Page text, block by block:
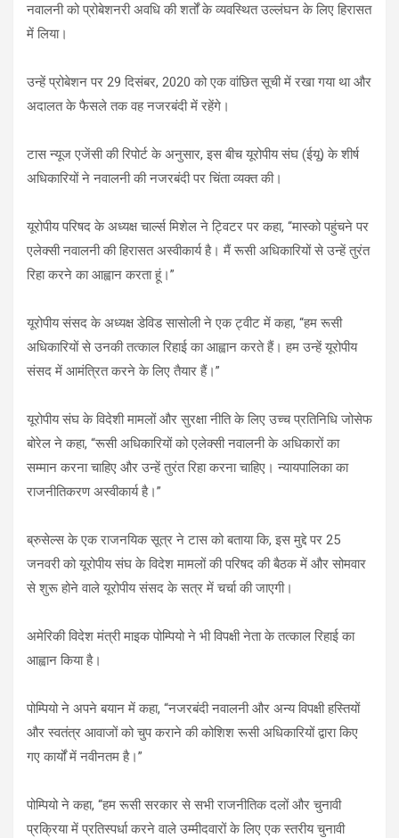
नवालनी को प्रोबेशनरी अवधि की शर्तों के व्यवस्थित उल्लंघन के लिए हिरासत
में लिया।
उन्हें प्रोबेशन पर 29 दिसंबर, 2020 को एक वांछित सूची में रखा गया था और
अदालत के फैसले तक वह नजरबंदी में रहेंगे।
टास न्यूज एजेंसी की रिपोर्ट के अनुसार, इस बीच यूरोपीय संघ (ईयू) के शीर्ष
अधिकारियों ने नवालनी की नजरबंदी पर चिंता व्यक्त की।
यूरोपीय परिषद के अध्यक्ष चार्ल्स मिशेल ने ट्विटर पर कहा, “मास्को पहुंचने पर
एलेक्सी नवालनी की हिरासत अस्वीकार्य है। मैं रूसी अधिकारियों से उन्हें तुरंत
रिहा करने का आह्वान करता हूं।”
यूरोपीय संसद के अध्यक्ष डेविड सासोली ने एक ट्वीट में कहा, “हम रूसी
अधिकारियों से उनकी तत्काल रिहाई का आह्वान करते हैं। हम उन्हें यूरोपीय
संसद में आमंत्रित करने के लिए तैयार हैं।”
यूरोपीय संघ के विदेशी मामलों और सुरक्षा नीति के लिए उच्च प्रतिनिधि जोसेफ
बोरेल ने कहा, “रूसी अधिकारियों को एलेक्सी नवालनी के अधिकारों का
सम्मान करना चाहिए और उन्हें तुरंत रिहा करना चाहिए। न्यायपालिका का
राजनीतिकरण अस्वीकार्य है।”
ब्रुसेल्स के एक राजनयिक सूत्र ने टास को बताया कि, इस मुद्दे पर 25
जनवरी को यूरोपीय संघ के विदेश मामलों की परिषद की बैठक में और सोमवार
से शुरू होने वाले यूरोपीय संसद के सत्र में चर्चा की जाएगी।
अमेरिकी विदेश मंत्री माइक पोम्पियो ने भी विपक्षी नेता के तत्काल रिहाई का
आह्वान किया है।
पोम्पियो ने अपने बयान में कहा, “नजरबंदी नवालनी और अन्य विपक्षी हस्तियों
और स्वतंत्र आवाजों को चुप कराने की कोशिश रूसी अधिकारियों द्वारा किए
गए कार्यों में नवीनतम है।”
पोम्पियो ने कहा, “हम रूसी सरकार से सभी राजनीतिक दलों और चुनावी
प्रक्रिया में प्रतिस्पर्धा करने वाले उम्मीदवारों के लिए एक स्तरीय चुनावी